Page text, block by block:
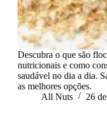
Descubra o que são
nutricionais e como
saudável no dia a dia.
as melhores opções.
All Nuts
26